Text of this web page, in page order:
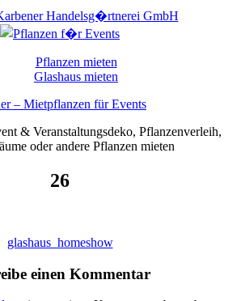
Pflanzen mieten
Glashaus mieten
– Mietpflanzen für Events
& Veranstaltungsdeko, Pflanzenverleih,
oder andere Pflanzen mieten
26
glashaus_homeshow
einen Kommentar